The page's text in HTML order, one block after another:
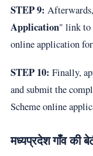
STEP 9:
Application" link to
online application
STEP 10: Finally,
and submit the
Scheme online
मध्यप्रदेश गाँव की